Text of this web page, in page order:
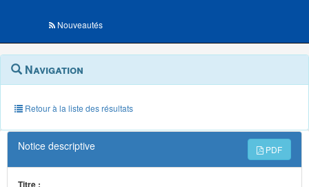
Nouveautés
Navigation
outils
annexes
Menu
contextuel
Navigation
Retour à la liste des résultats
Notice descriptive PDF
Titre :